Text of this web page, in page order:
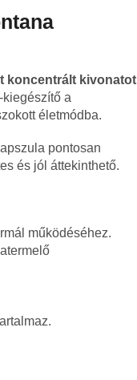
koncentrált kivonatot
kiegészítő a
életmódba.
pontosan
és jól áttekinthető.
működéséhez.